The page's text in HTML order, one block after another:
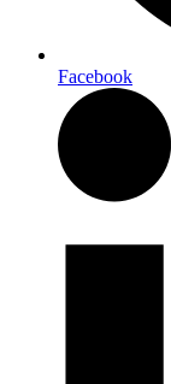
Facebook